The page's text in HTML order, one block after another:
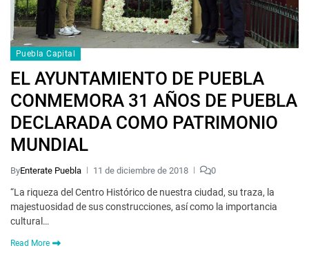
Puebla Capital
EL AYUNTAMIENTO DE PUEBLA
CONMEMORA 31 AÑOS DE PUEBLA
DECLARADA COMO PATRIMONIO
MUNDIAL
ByEnterate Puebla 11 de diciembre de 2018 0
“La riqueza del Centro Histórico de nuestra ciudad, su traza, la
majestuosidad de sus construcciones, así como la importancia
cultural…
Read More